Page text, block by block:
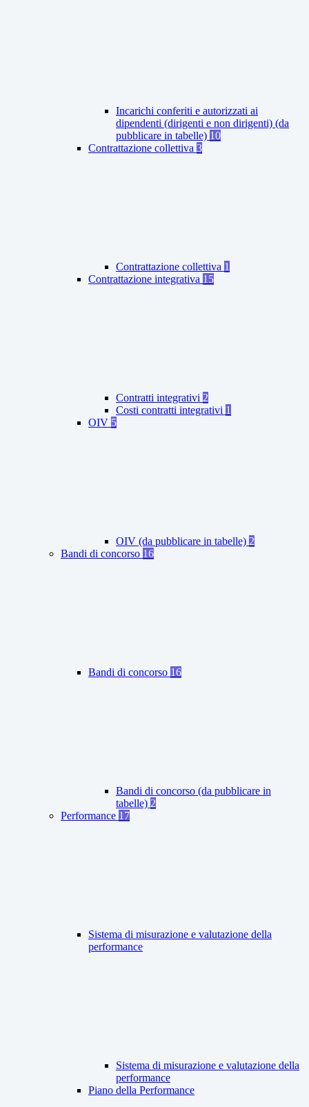
Incarichi conferiti e autorizzati ai
dipendenti (dirigenti e non dirigenti) (da
pubblicare in tabelle) 10
Contrattazione collettiva 3
Contrattazione collettiva 1
Contrattazione integrativa 15
Contratti integrativi 2
Costi contratti integrativi 1
OIV 5
OIV (da pubblicare in tabelle) 2
Bandi di concorso 16
Bandi di concorso 16
Bandi di concorso (da pubblicare in
tabelle) 2
Performance 17
Sistema di misurazione e valutazione della
performance
Sistema di misurazione e valutazione della
performance
Piano della Performance